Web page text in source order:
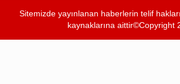
Sitemizde yayınlanan haberlerin telif
kaynaklarına aittir©Copyright